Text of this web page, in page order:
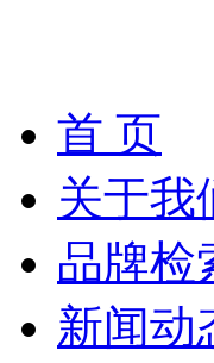
首 页
关于我
品牌检
新闻动